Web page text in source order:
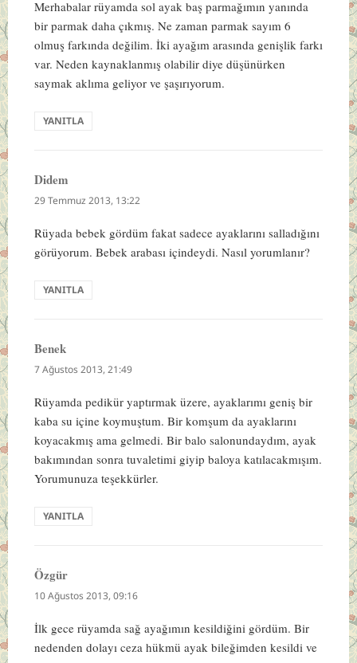
Merhabalar rüyamda sol ayak baş parmağımın yanında
bir parmak daha çıkmış. Ne zaman parmak sayım 6
olmuş farkında değilim. İki ayağım arasında genişlik farkı
var. Neden kaynaklanmış olabilir diye düşünürken
saymak aklıma geliyor ve şaşırıyorum.
YANITLA
Didem
ki:
29 Temmuz 2013, 13:22
Rüyada bebek gördüm fakat sadece ayaklarını salladığını
görüyorum. Bebek arabası içindeydi. Nasıl yorumlanır?
YANITLA
Benekdedi
ki:
7 Ağustos 2013, 21:49
Rüyamda pedikür yaptırmak üzere, ayaklarımı geniş bir
kaba su içine koymuştum. Bir komşum da ayaklarını
koyacakmış ama gelmedi. Bir balo salonundaydım, ayak
bakımından sonra tuvaletimi giyip baloya katılacakmışım.
Yorumunuza teşekkürler.
YANITLA
Özgürdedi
ki:
10 Ağustos 2013, 09:16
İlk gece rüyamda sağ ayağımın kesildiğini gördüm. Bir
nedenden dolayı ceza hükmü ayak bileğimden kesildi ve